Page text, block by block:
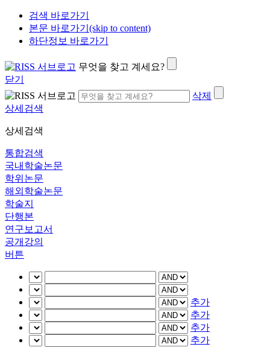
검색 바로가기
본문 바로가기(skip to content)
하단정보 바로가기
무엇을 찾고 계세요?
닫기
삭제
상세검색
상세검색
통합검색
국내학술논문
학위논문
해외학술논문
학술지
단행본
연구보고서
공개강의
버튼
추가
추가
추가
추가